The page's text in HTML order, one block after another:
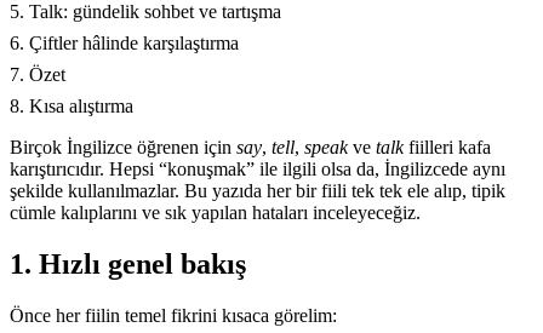
5. Talk: gündelik sohbet ve tartışma
6. Çiftler hâlinde karşılaştırma
7. Özet
8. Kısa alıştırma
Birçok İngilizce öğrenen için say, tell, speakve talkfiilleri kafa
karıştırıcıdır. Hepsi “konuşmak” ile ilgili olsa da, İngilizcede aynı
şekilde kullanılmazlar. Bu yazıda her bir fiili tek tek ele alıp, tipik
cümle kalıplarını ve sık yapılan hataları inceleyeceğiz.
1. Hızlı genel bakış
Önce her fiilin temel fikrini kısaca görelim: